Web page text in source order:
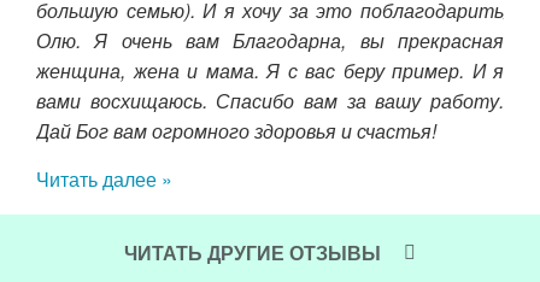
большую семью). И я хочу за это поблагодарить
Олю. Я очень вам Благодарна, вы прекрасная
женщина, жена и мама. Я с вас беру пример. И я
вами восхищаюсь. Спасибо вам за вашу работу.
Дай Бог вам огромного здоровья и счастья!
Читать далее »
ЧИТАТЬ ДРУГИЕ ОТЗЫВЫ